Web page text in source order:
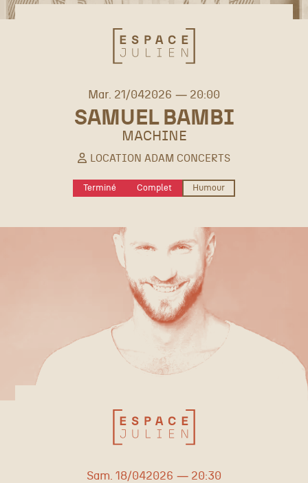
mardi
Mar. 21/avril
042026 20:00
SAMUEL BAMBI
MACHINE
LOCATION ADAM CONCERTS
Terminé Complet Humour
samedi
Sam. 18/avril
042026 20:30